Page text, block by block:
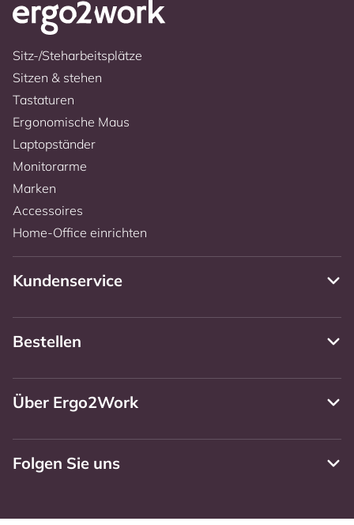
Sitz-/Steharbeitsplätze
Sitzen & stehen
Tastaturen
Ergonomische Maus
Laptopständer
Monitorarme
Marken
Accessoires
Home-Office einrichten
Kundenservice
Bestellen
Über Ergo2Work
Folgen Sie uns